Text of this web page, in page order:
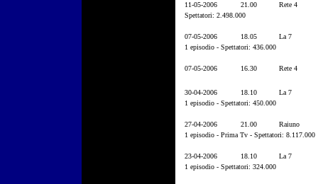
11-05-2006 21.00
Rete 4
Spettatori: 2.498.000
07-05-2006 18.05
La 7
1 episodio - Spettatori: 436.000
07-05-2006 16.30 Rete 4
30-04-2006 18.10
La 7
1 episodio - Spettatori: 450.000
27-04-2006 21.00
Raiuno
1 episodio - Prima Tv - Spettatori: 8.117.000
23-04-2006 18.10
La 7
1 episodio - Spettatori: 324.000